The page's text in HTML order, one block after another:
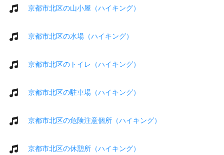
京都市北区の山小屋（ハイキング）
京都市北区の水場（ハイキング）
京都市北区のトイレ（ハイキング）
京都市北区の駐車場（ハイキング）
京都市北区の危険注意個所（ハイキング）
京都市北区の休憩所（ハイキング）